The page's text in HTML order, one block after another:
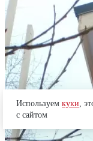
Используем куки,
с сайтом